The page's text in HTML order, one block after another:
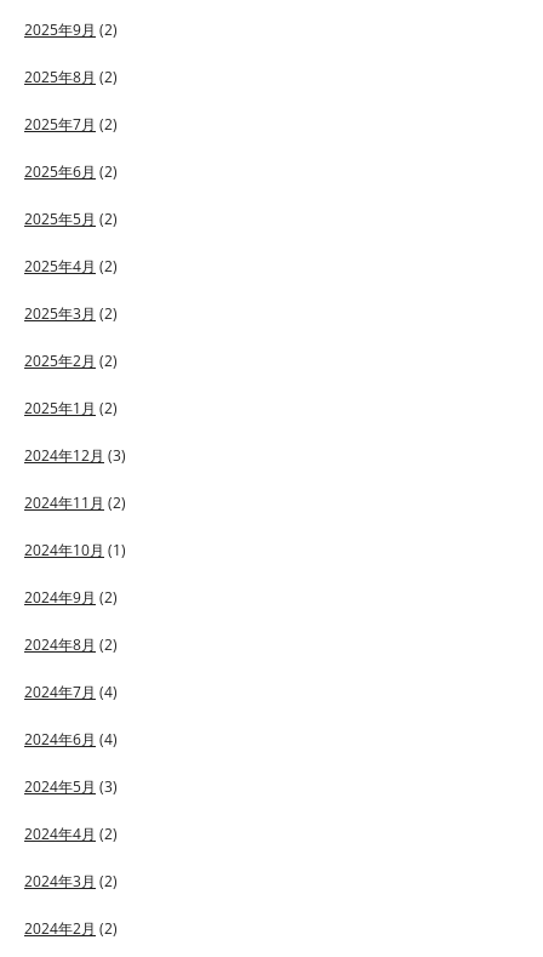
2025年9月 (2)
2025年8月 (2)
2025年7月 (2)
2025年6月 (2)
2025年5月 (2)
2025年4月 (2)
2025年3月 (2)
2025年2月 (2)
2025年1月 (2)
2024年12月 (3)
2024年11月 (2)
2024年10月 (1)
2024年9月 (2)
2024年8月 (2)
2024年7月 (4)
2024年6月 (4)
2024年5月 (3)
2024年4月 (2)
2024年3月 (2)
2024年2月 (2)